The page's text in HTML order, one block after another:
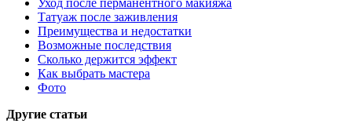
Уход после перманентного макияжа
Татуаж после заживления
Преимущества и недостатки
Возможные последствия
Сколько держится эффект
Как выбрать мастера
Фото
Другие статьи